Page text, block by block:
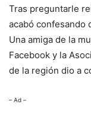
Tras preguntarle
acabó confesando
Una amiga de la
Facebook y la
de la región dio a
– Ad –